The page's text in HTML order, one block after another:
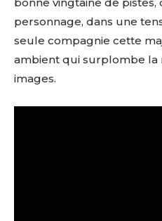
bonne vingtaine de pistes,
personnage, dans une
seule compagnie cette
ambient qui surplombe la
images.